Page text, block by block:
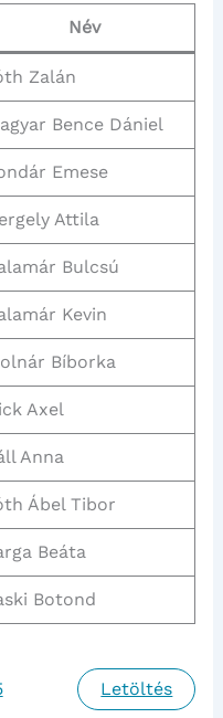
Név
Zalán
Bence Dániel
Emese
Attila
Bulcsú
Kevin
Bíborka
Axel
Anna
Ábel Tibor
Beáta
Botond
Letöltés